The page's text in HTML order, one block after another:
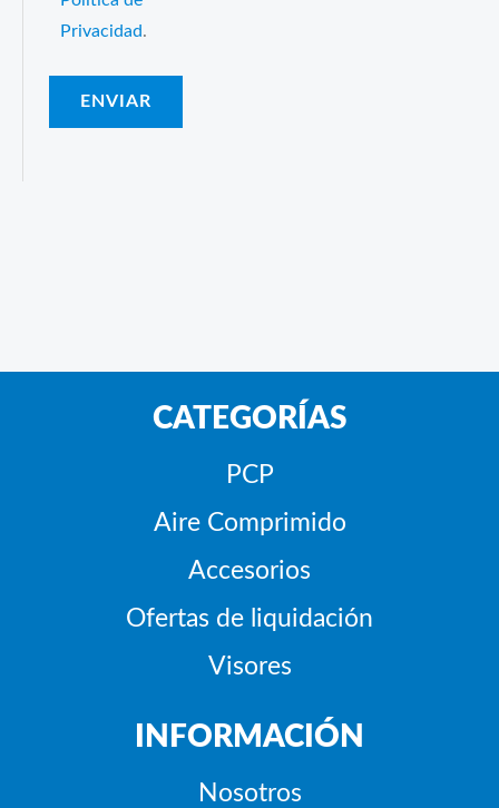
Privacidad .
CATEGORÍAS
PCP
Aire Comprimido
Accesorios
Ofertas de liquidación
Visores
INFORMACIÓN
Nosotros